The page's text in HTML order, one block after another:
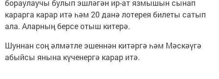
бораулаучы булып эшләгән ир-ат язмышын сынап
карарга карар итә һәм 20 данә лотерея билеты сатып
ала. Аларның берсе отыш китерә.
Шуннан соң әлмәтле эшеннән китәргә һәм Мәскәүгә
абыйсы янына күченергә карар итә.